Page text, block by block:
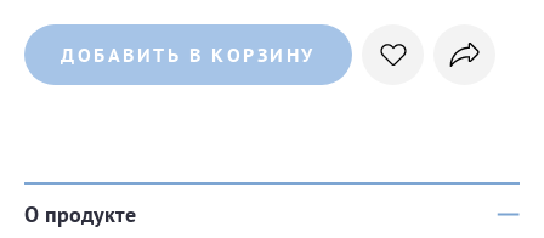
ДОБАВИТЬ В КОРЗИНУ
О продукте